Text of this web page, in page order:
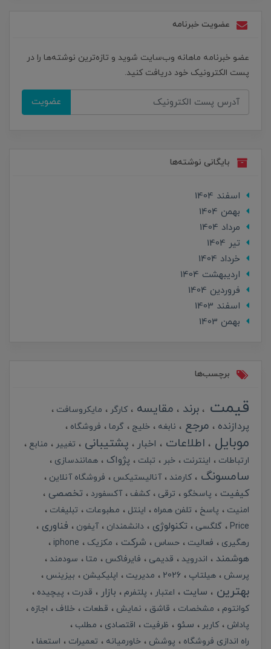
عضویت خبرنامه
عضو خبرنامه ماهانه وب‌سایت شوید و تازه‌ترین نوشته‌ها را در
پست الکترونیک خود دریافت کنید.
عضویت
بایگانی نوشته‌ها
اسفند 1404
بهمن 1404
مرداد 1404
تير 1404
خرداد 1404
ارديبهشت 1404
فروردین 1404
اسفند 1403
بهمن 1403
برچسب‌ها
قیمت برند مقایسه کارگر مایکروسافت
پردازنده مرجع نابغه خلیج گرما فروشگاه
موبایل اطلاعات اخبار پشتیبانی تغییر
منابع
ارتباطات
اینترنت خبر تبلت پژواک همانندسازی
سامسونگ کارمند آنالیستیکس فروشگاه آنلاین
کیفیت پاسخگو ترقی کشف آکسفورد تخصصی
امنیت پاسخ تلفن همراه اینتل مطبوعات
تبلیغات
Price
گلگسی تکنولوژی دانشمندان آیفون فناوری
رهگیری فعالیت حساس شرکت مکزیک iphone
هوشمند اندروید قدیمی فایرفاکس متا
سودمند
پرسش
هیلتاپ 2026 مدیریت اپلیکیشن بیزینس
بهترین سایت اعتبار پلتفرم بازار قدرت
پیچیده
کوانتوم
مشخصات قاشق نمایش قطعات خلاف
اجازه
پاداش
کاربر سئو ظرفیت اقتصادی
مطلب
راه اندازی فروشگاه
پوشش خاورمیانه تعمیرات
استعفا